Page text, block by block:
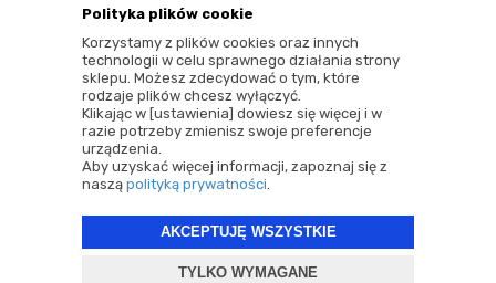
Polityka plików cookie
Korzystamy z plików cookies oraz innych
technologii w celu sprawnego działania strony
sklepu. Możesz zdecydować o tym, które
rodzaje plików chcesz wyłączyć.
Klikając w [ustawienia] dowiesz się więcej i w
razie potrzeby zmienisz swoje preferencje
urządzenia.
Aby uzyskać więcej informacji, zapoznaj się z
naszą polityką prywatności.
AKCEPTUJĘ WSZYSTKIE
TYLKO WYMAGANE
Magazyn Rekcin
Nomos Sp. z o.o. sp.k.
ul. Agrestowa 1
83-010 Rekcin
2026 © Copyrights by |Detailing House